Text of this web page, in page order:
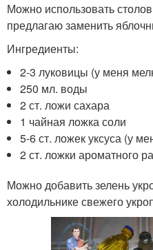
Можно использовать
предлагаю заменить
Ингредиенты:
2-3 луковицы (у меня
250 мл. воды
2 ст. ложи сахара
1 чайная ложка соли
5-6 ст. ложек уксуса (у
2 ст. ложки ароматного
Можно добавить зелень
холодильнике свежего